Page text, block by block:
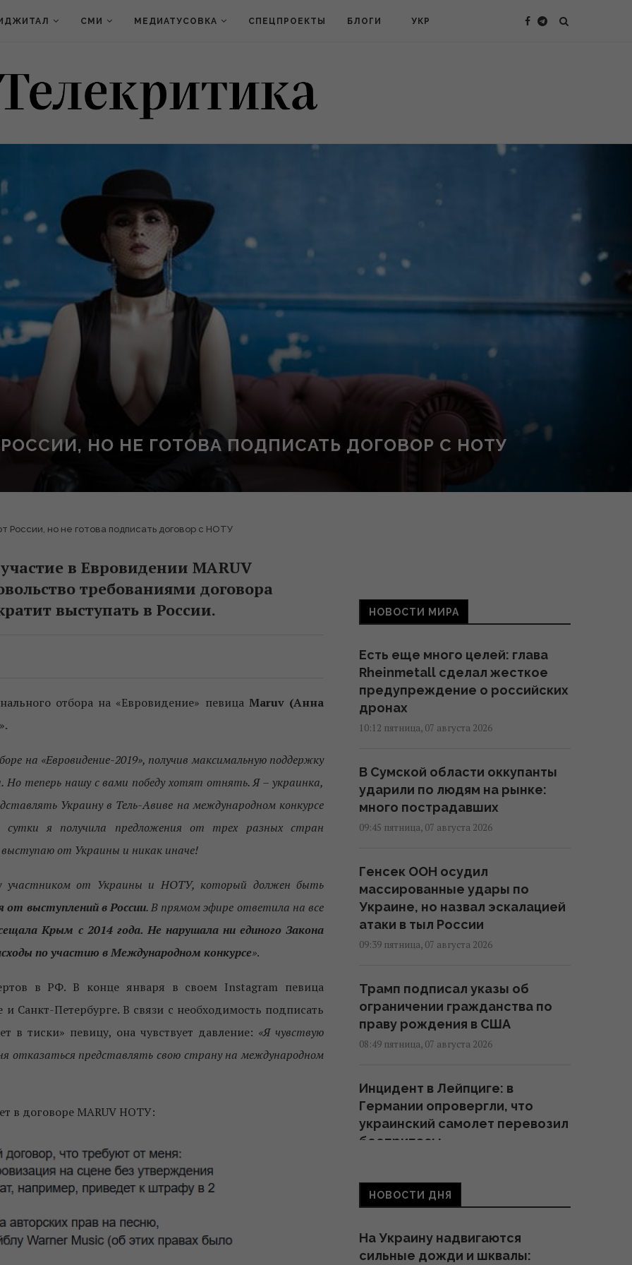
СМИ МЕДИАТУСОВКА СПЕЦПРОЕКТЫ БЛОГИ УКР
РОССИИ, НО НЕ ГОТОВА ПОДПИСАТЬ ДОГОВОР С НОТУ
России, но не готова подписать договор с НОТУ
в Евровидении MARUV
требованиями договора
выступать в России.
отбора на «Евровидение» певица Maruv (Анна
на «Евровидение-2019», получив максимальную поддержку
теперь нашу с вами победу хотят отнять. Я – украинка,
Украину в Тель-Авиве на международном конкурсе
я получила предложения от трех разных стран
от Украины и никак иначе!
участником от Украины и НОТУ, который должен быть
выступлений в России. В прямом эфире ответила на все
Крым с 2014 года. Не нарушала ни единого Закона
по участию в Международном конкурсе».
в РФ. В конце января в своем Instagram певица
Санкт-Петербурге. В связи с необходимость подписать
в тиски» певицу, она чувствует давление: «Я чувствую
отказаться представлять свою страну на международном
в договоре MARUV НОТУ:
НОВОСТИ МИРА
Есть еще много целей: глава
Rheinmetall сделал жесткое
предупреждение о российских
дронах
10:12 пятница, 07 августа 2026
В Сумской области оккупанты
ударили по людям на рынке:
много пострадавших
09:45 пятница, 07 августа 2026
Генсек ООН осудил
массированные удары по
Украине, но назвал эскалацией
атаки в тыл России
09:39 пятница, 07 августа 2026
Трамп подписал указы об
ограничении гражданства по
праву рождения в США
08:49 пятница, 07 августа 2026
Инцидент в Лейпциге: в
Германии опровергли, что
украинский самолет перевозил
боеприпасы
Ким Чен Ын с начала войны в
миллиарда сверхприбыли, -
Bloomberg
НОВОСТИ ДНЯ
На Украину надвигаются
сильные дожди и шквалы: